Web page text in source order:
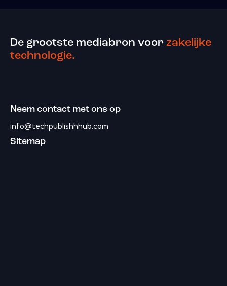
De grootste mediabron voor zakelijke
technologie.
Neem contact met ons op
info@techpublishhhub.com
Sitemap